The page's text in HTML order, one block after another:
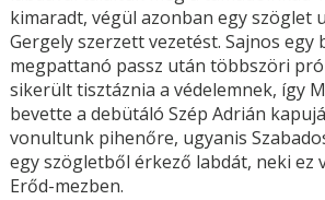
kimaradt, végül azonban egy szöglet
Gergely szerzett vezetést. Sajnos egy
megpattanó passz után többszöri
sikerült tisztáznia a védelemnek, így
bevette a debütáló Szép Adrián
vonultunk pihenőre, ugyanis
egy szögletből érkező labdát, neki ez
Erőd-mezben.